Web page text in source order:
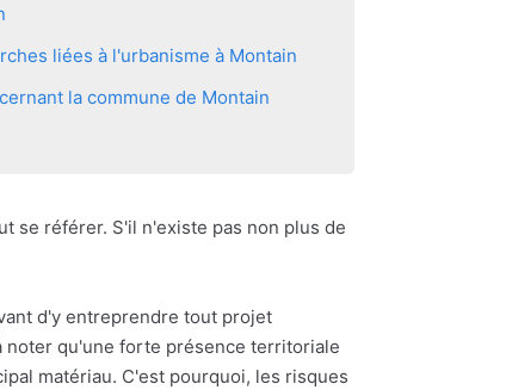
liées à l'urbanisme à Montain
la commune de Montain
se référer. S'il n'existe pas non plus de
d'y entreprendre tout projet
noter qu'une forte présence territoriale
matériau. C'est pourquoi, les risques